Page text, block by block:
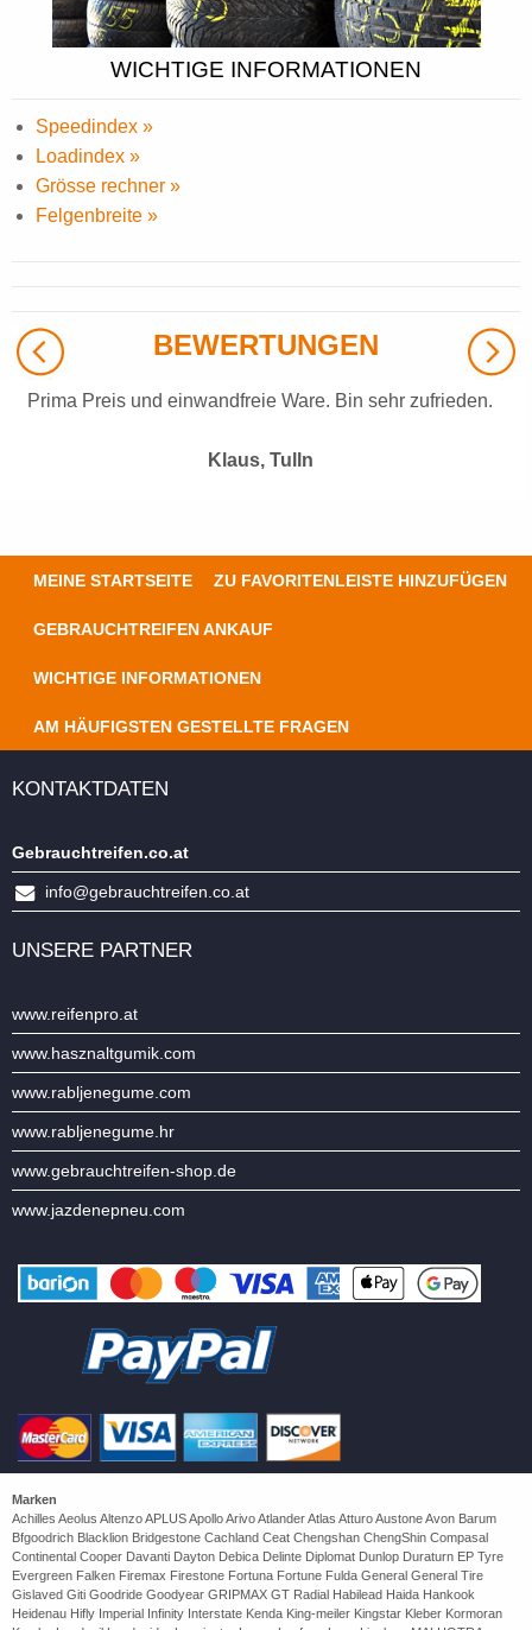
WICHTIGE INFORMATIONEN
Speedindex »
Loadindex »
Grösse rechner »
Felgenbreite »
BEWERTUNGEN
Prima Preis und einwandfreie Ware. Bin sehr zufrieden.
Klaus, Tulln
MEINE STARTSEITE ZU FAVORITENLEISTE HINZUFÜGEN
GEBRAUCHTREIFEN ANKAUF
WICHTIGE INFORMATIONEN
AM HÄUFIGSTEN GESTELLTE FRAGEN
KONTAKTDATEN
Gebrauchtreifen.co.at
info@gebrauchtreifen.co.at
UNSERE PARTNER
www.reifenpro.at
www.hasznaltgumik.com
www.rabljenegume.com
www.rabljenegume.hr
www.gebrauchtreifen-shop.de
www.jazdenepneu.com
Marken
Achilles Aeolus Altenzo APLUS Apollo Arivo Atlander Atlas Atturo Austone Avon Barum
Bfgoodrich Blacklion Bridgestone Cachland Ceat Chengshan ChengShin Compasal
Continental Cooper Davanti Dayton Debica Delinte Diplomat Dunlop Duraturn EP Tyre
Evergreen Falken Firemax Firestone Fortuna Fortune Fulda General General Tire
Gislaved Giti Goodride Goodyear GRIPMAX GT Radial Habilead Haida Hankook
Heidenau Hifly Imperial Infinity Interstate Kenda King-meiler Kingstar Kleber Kormoran